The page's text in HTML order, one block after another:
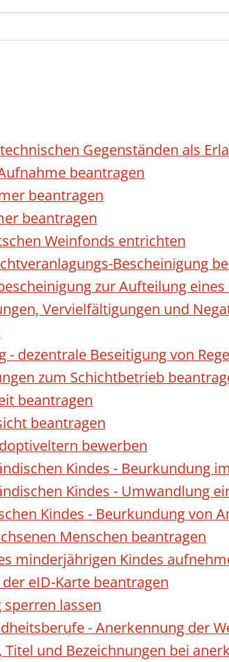
Gegenständen als
beantragen
beantragen
beantragen
Weinfonds entrichten
Bescheinigung
zur Aufteilung
Vervielfältigungen und
- dezentrale Beseitigung von
zum Schichtbetrieb
beantragen
beantragen
bewerben
Kindes - Beurkundung
Kindes - Umwandlung
Kindes - Beurkundung von
Menschen beantragen
minderjährigen Kindes
eID-Karte beantragen
sperren lassen
- Anerkennung der
Titel und Bezeichnungen bei